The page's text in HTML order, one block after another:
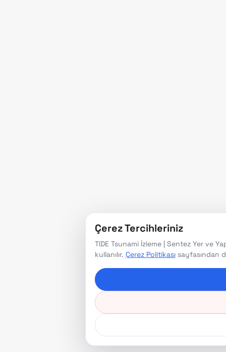
Çerez Tercihleriniz
TIDE Tsunami İzleme | Sentez Yer ve
kullanılır. Çerez Politikasısayfasından